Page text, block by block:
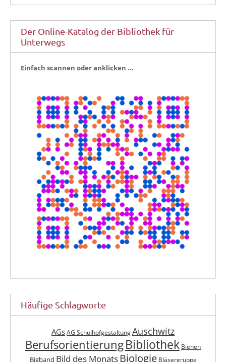
Der Online-Katalog der Bibliothek für
Unterwegs
Ein­fach scan­nen oder anklicken …
Häufige Schlagworte
AGs AG Schulhofgestaltung Auschwitz
BerufsorientierungBibliothek Bienen
Bigband Bild des Monats Biologie Bläsergruppe